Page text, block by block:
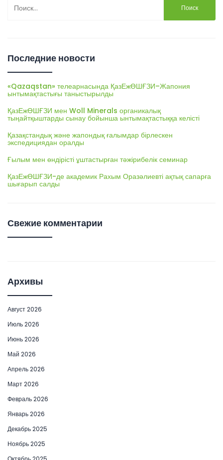
Последние новости
«Qazaqstan» телеарнасында ҚазЕжӨШҒЗИ–Жапония
ынтымақтастығы таныстырылды
ҚазЕжӨШҒЗИ мен Woll Minerals органикалық
тыңайтқыштарды сынау бойынша ынтымақтастыққа келісті
Қазақстандық және жапондық ғалымдар бірлескен
экспедициядан оралды
Ғылым мен өндірісті ұштастырған тәжірибелік семинар
ҚазЕжӨШҒЗИ-де академик Рахым Оразәлиевті ақтық сапарға
шығарып салды
Свежие комментарии
Архивы
Август 2026
Июль 2026
Июнь 2026
Май 2026
Апрель 2026
Март 2026
Февраль 2026
Январь 2026
Декабрь 2025
Ноябрь 2025